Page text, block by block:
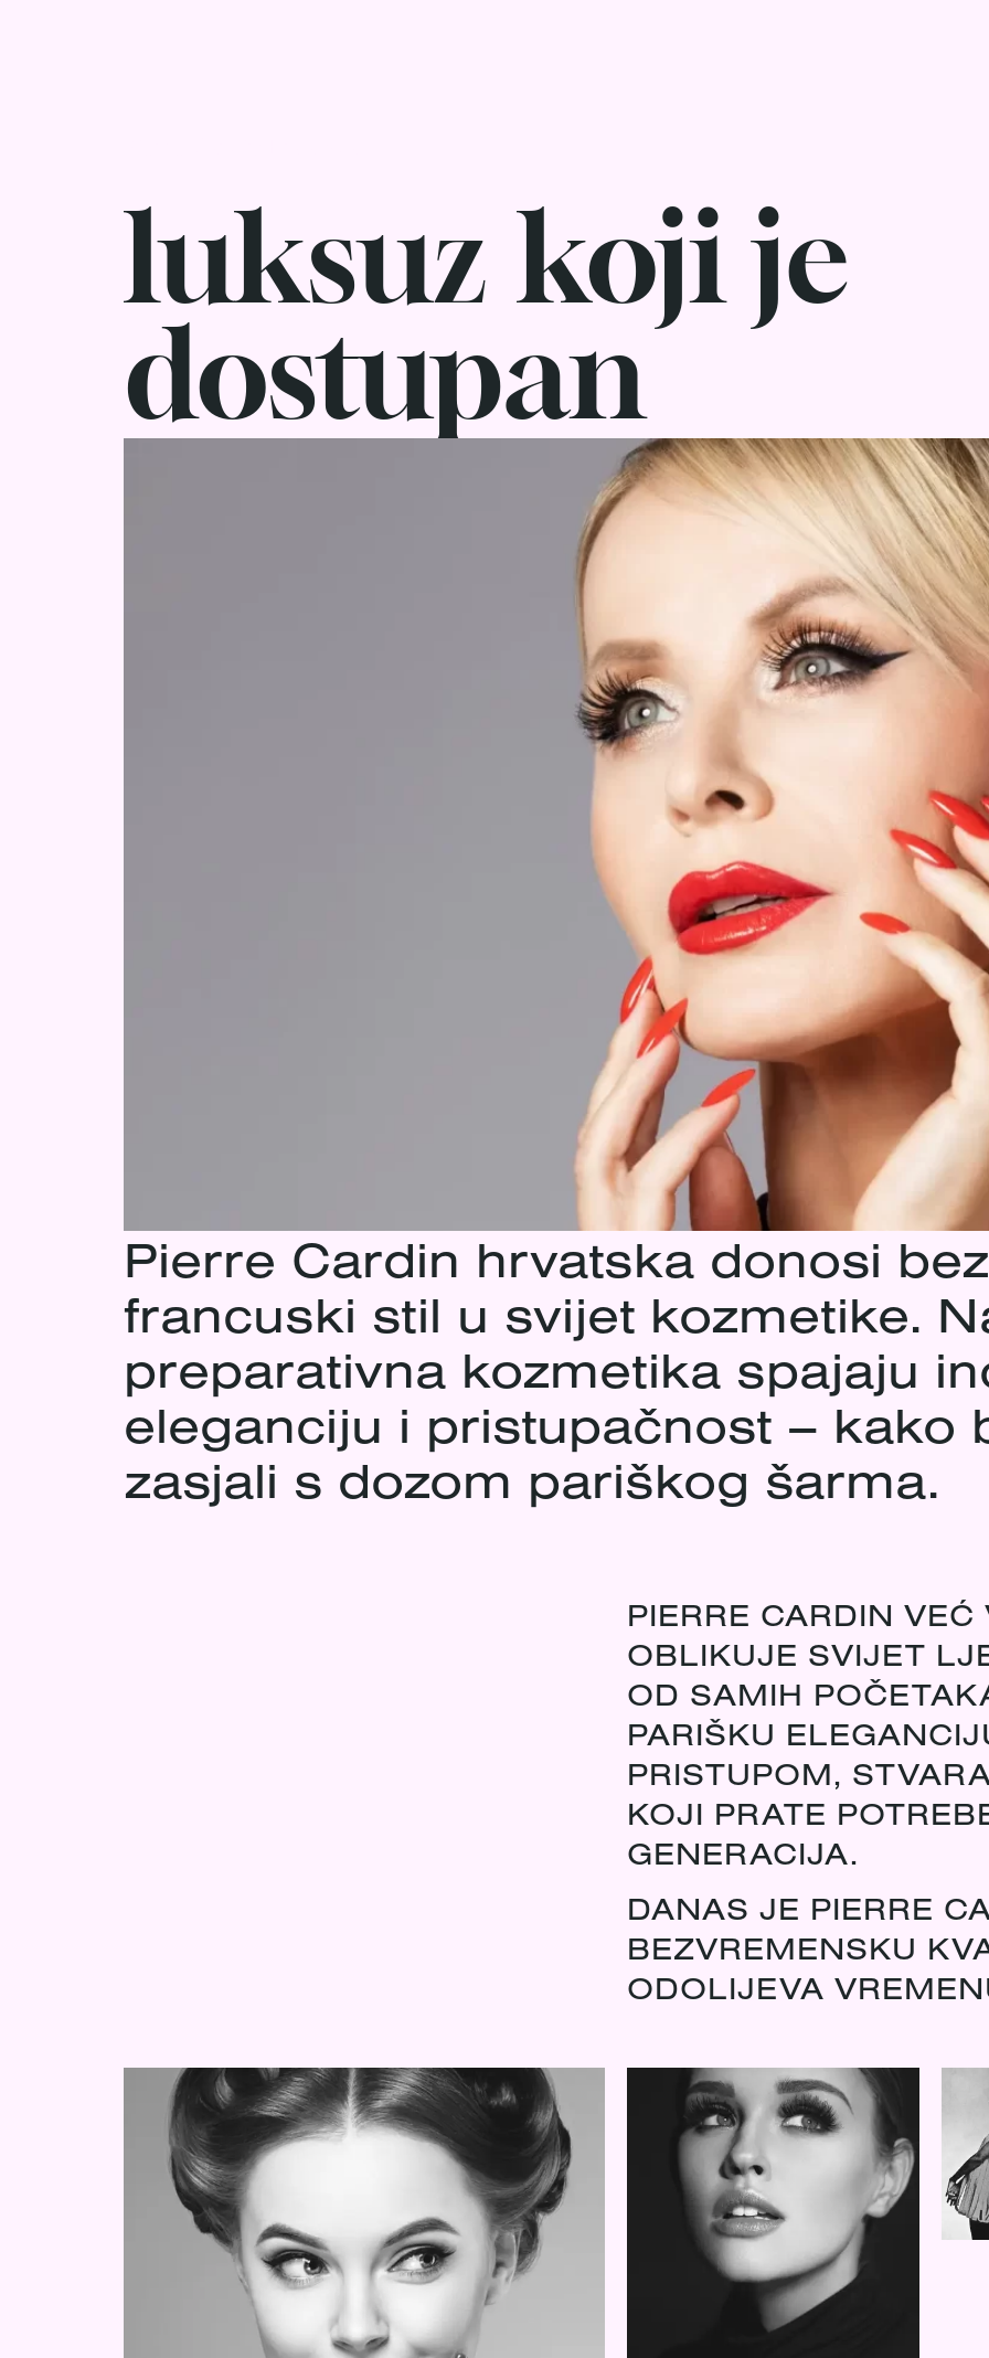
luksuz koji je
dostupan
Pierre Cardin hrvatska donosi
francuski stil u svijet kozmetike.
preparativna kozmetika spajaju
eleganciju i pristupačnost – kako
zasjali s dozom pariškog šarma.
PIERRE CARDIN
OBLIKUJE SVIJET
OD SAMIH
PARIŠKU
PRISTUPOM,
KOJI PRATE
GENERACIJA.
DANAS JE PIERRE
BEZVREMENSKU
ODOLIJEVA